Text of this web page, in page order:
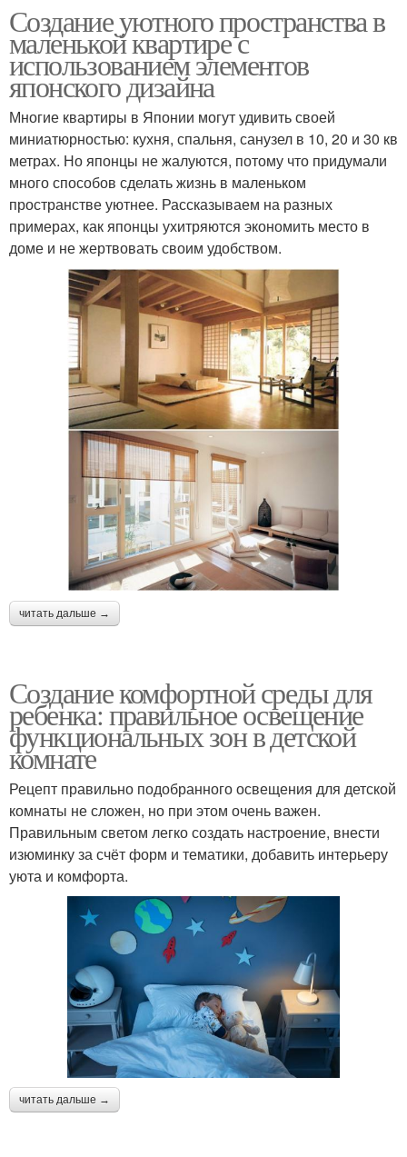
Создание уютного пространства в
маленькой квартире с
использованием элементов
японского дизайна
Многие квартиры в Японии могут удивить своей
миниатюрностью: кухня, спальня, санузел в 10, 20 и 30 кв
метрах. Но японцы не жалуются, потому что придумали
много способов сделать жизнь в маленьком
пространстве уютнее. Рассказываем на разных
примерах, как японцы ухитряются экономить место в
доме и не жертвовать своим удобством.
читать дальше →
Создание комфортной среды для
ребенка: правильное освещение
функциональных зон в детской
комнате
Рецепт правильно подобранного освещения для детской
комнаты не сложен, но при этом очень важен.
Правильным светом легко создать настроение, внести
изюминку за счёт форм и тематики, добавить интерьеру
уюта и комфорта.
читать дальше →